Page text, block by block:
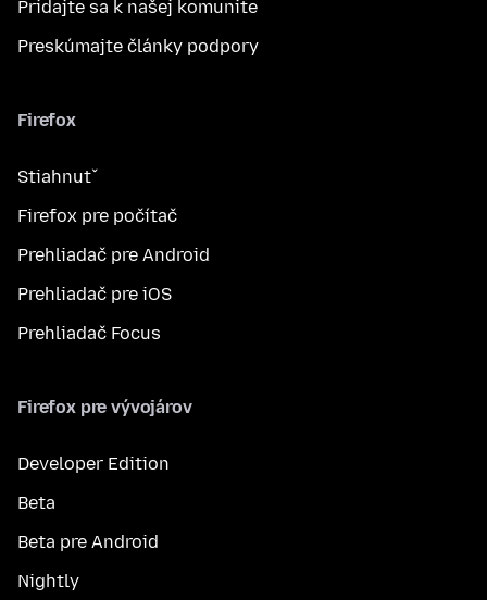
Pridajte sa k našej komunite
Preskúmajte články podpory
Firefox
Stiahnuť
Firefox pre počítač
Prehliadač pre Android
Prehliadač pre iOS
Prehliadač Focus
Firefox pre vývojárov
Developer Edition
Beta
Beta pre Android
Nightly